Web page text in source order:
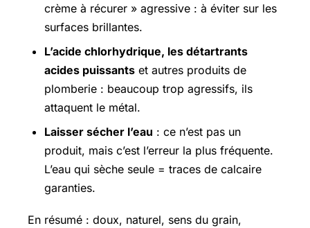
crème à récurer » agressive : à éviter sur les
surfaces brillantes.
L’acide chlorhydrique, les détartrants
acides puissants et autres produits de
plomberie : beaucoup trop agressifs, ils
attaquent le métal.
Laisser sécher l’eau : ce n’est pas un
produit, mais c’est l’erreur la plus fréquente.
L’eau qui sèche seule = traces de calcaire
garanties.
En résumé : doux, naturel, sens du grain,